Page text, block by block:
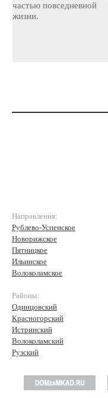
частью повседневной
жизни.
Направления:
Рублево-Успенское
Новорижское
Пятницкое
Ильинское
Волоколамское
Районы:
Одинцовский
Красногорский
Истринский
Волоколамский
Рузский